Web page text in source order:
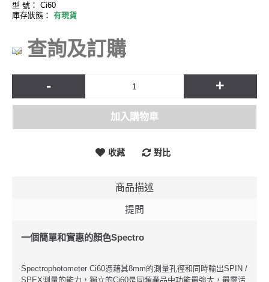
型 號： Ci60
庫存狀態： 有現貨
查詢及訂購
- +
加入購物車
收藏 對比
商品描述
提問
一個簡單和實惠的顏色Spectro
Spectrophotometer Ci60憑藉其8mm的測量孔徑和同時輸出SPIN /
SPEX測量的能力，獨立的Ci60是同類產品中功能最強大，最靈活